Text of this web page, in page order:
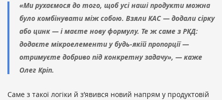
«Ми рухаємося до того, щоб усі наші продукти можна
було комбінувати між собою. Взяли КАС — додали сірку
або цинк — і маєте нову формулу. Те ж саме з РКД:
додаєте мікроелементи у будь-якій пропорції —
отримуєте добриво під конкретну задачу», — каже
Олег Кріп.
Саме з такої логіки й з’явився новий напрям у продуктовій